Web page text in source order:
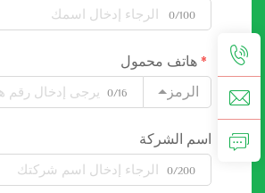
0/100
هاتف محمول
الرمز
0/16
اسم الشركة
0/200